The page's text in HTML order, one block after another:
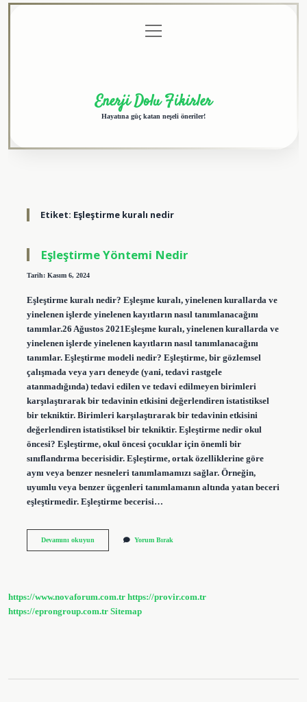
menüyü
aç
Enerji Dolu Fikirler
Hayatına güç katan neşeli öneriler!
Etiket: Eşleştirme kuralı nedir
Eşleştirme Yöntemi Nedir
Tarih: Kasım 6, 2024
Eşleştirme kuralı nedir? Eşleşme kuralı, yinelenen kurallarda ve
yinelenen işlerde yinelenen kayıtların nasıl tanımlanacağını
tanımlar.26 Ağustos 2021Eşleşme kuralı, yinelenen kurallarda ve
yinelenen işlerde yinelenen kayıtların nasıl tanımlanacağını
tanımlar. Eşleştirme modeli nedir? Eşleştirme, bir gözlemsel
çalışmada veya yarı deneyde (yani, tedavi rastgele
atanmadığında) tedavi edilen ve tedavi edilmeyen birimleri
karşılaştırarak bir tedavinin etkisini değerlendiren istatistiksel
bir tekniktir. Birimleri karşılaştırarak bir tedavinin etkisini
değerlendiren istatistiksel bir tekniktir. Eşleştirme nedir okul
öncesi? Eşleştirme, okul öncesi çocuklar için önemli bir
sınıflandırma becerisidir. Eşleştirme, ortak özelliklerine göre
aynı veya benzer nesneleri tanımlamamızı sağlar. Örneğin,
uyumlu veya benzer üçgenleri tanımlamanın altında yatan beceri
eşleştirmedir. Eşleştirme becerisi…
Devamını okuyunEşleştirme
Yorum Bırak
https://www.novaforum.com.tr https://provir.com.tr
https://eprongroup.com.tr Sitemap